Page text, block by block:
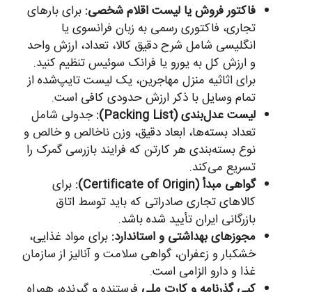
فاکتور فروش یا لیست اقلام شخصی: برای بارهای
تجاری، فاکتوری رسمی به زبان فرانسوی یا
انگلیسی شامل شرح دقیق کالا، تعداد، ارزش واحد
و ارزش کل به یورو یا فرانک سوئیس تنظیم کنید.
برای اثاثیه منزل مهاجرین، یک لیست تایپ‌شده از
تمام وسایل با ذکر ارزش حدودی کافی است.
لیست عدل‌بندی (Packing List):
جدولی شامل
تعداد بسته‌ها، ابعاد دقیق، وزن ناخالص و خالص و
نوع بسته‌بندی هر کارتن که فرایند بازرسی گمرک را
تسریع می‌کند.
گواهی مبدأ (Certificate of Origin):
برای
کالاهای تجاری صادراتی که باید توسط اتاق
بازرگانی ایران تأیید شده باشد.
مجوزهای بهداشتی و استاندارد: برای مواد غذایی،
خشکبار و زعفران، گواهی سلامت و آنالیز از سازمان
غذا و دارو الزامی است.